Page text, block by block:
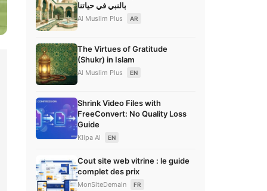
بالنبي في حياتنا
Al Muslim Plus AR
The Virtues of Gratitude
(Shukr) in Islam
Al Muslim Plus EN
Shrink Video Files with
FreeConvert: No Quality Loss
Guide
Klipa AI EN
Cout site web vitrine : le guide
complet des prix
MonSiteDemain FR